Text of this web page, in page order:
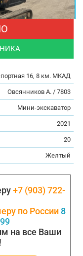
16, 8 км. МКАД
Овсянников А. / 7803
Мини-экскаватор
2021
20
Желтый
+7 (903) 722-
по России 8
на все Ваши